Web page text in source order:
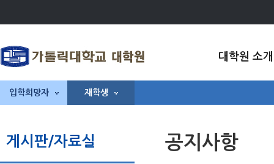
대학원 소개
입학희망자 재학생
게시판/자료실 공지사항